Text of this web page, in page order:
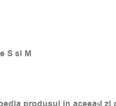
S si M